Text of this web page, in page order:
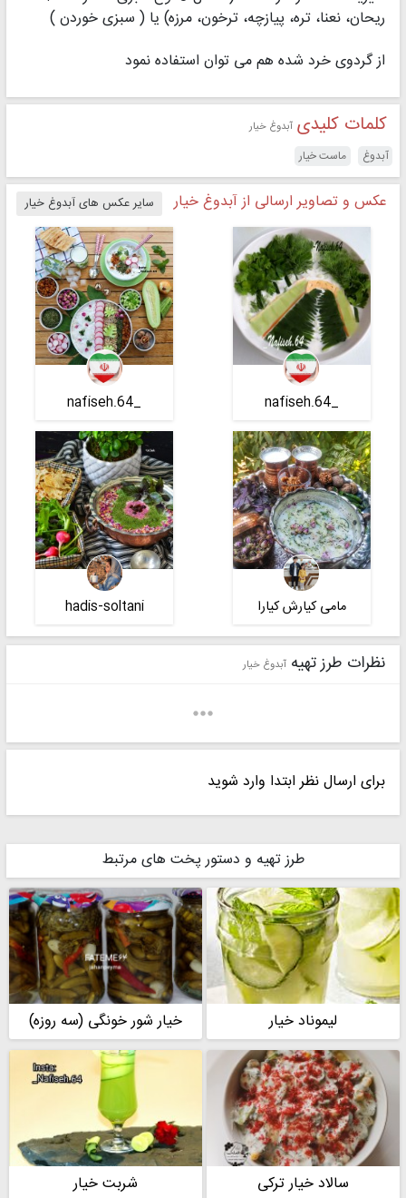
ریحان، نعنا، تره، پیازچه، ترخون، مرزه) یا ( سبزی خوردن )
از گردوی خرد شده هم می توان استفاده نمود
کلمات کلیدی آبدوغ خیار
آبدوغ ماست خیار
عکس و تصاویر ارسالی از آبدوغ خیار سایر عکس های آبدوغ خیار
_nafiseh.64
_nafiseh.64
مامی کیارش کیارا hadis-soltani
مامی کیارش کیارا خانم صفاران.
shayli محبوبه عباسی
نظرات طرز تهیه آبدوغ خیار
برای ارسال نظر ابتدا وارد شوید
طرز تهیه و دستور پخت های مرتبط
لیموناد خیار خیار شور خونگی (سه روزه)
سالاد خیار ترکی شربت خیار